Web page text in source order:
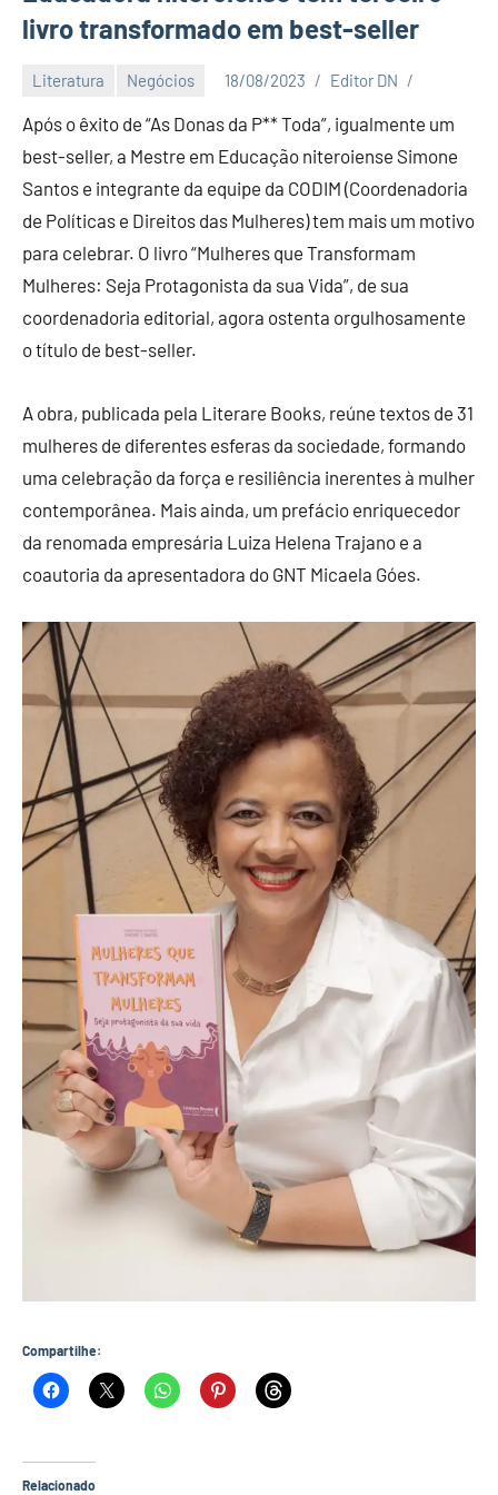
livro transformado em best-seller
Literatura Negócios 18/08/2023 Editor DN
Após o êxito de “As Donas da P** Toda”, igualmente um
best-seller, a Mestre em Educação niteroiense Simone
Santos e integrante da equipe da CODIM (Coordenadoria
de Políticas e Direitos das Mulheres) tem mais um motivo
para celebrar. O livro “Mulheres que Transformam
Mulheres: Seja Protagonista da sua Vida”, de sua
coordenadoria editorial, agora ostenta orgulhosamente
o título de best-seller.
A obra, publicada pela Literare Books, reúne textos de 31
mulheres de diferentes esferas da sociedade, formando
uma celebração da força e resiliência inerentes à mulher
contemporânea. Mais ainda, um prefácio enriquecedor
da renomada empresária Luiza Helena Trajano e a
coautoria da apresentadora do GNT Micaela Góes.
Compartilhe:
Relacionado